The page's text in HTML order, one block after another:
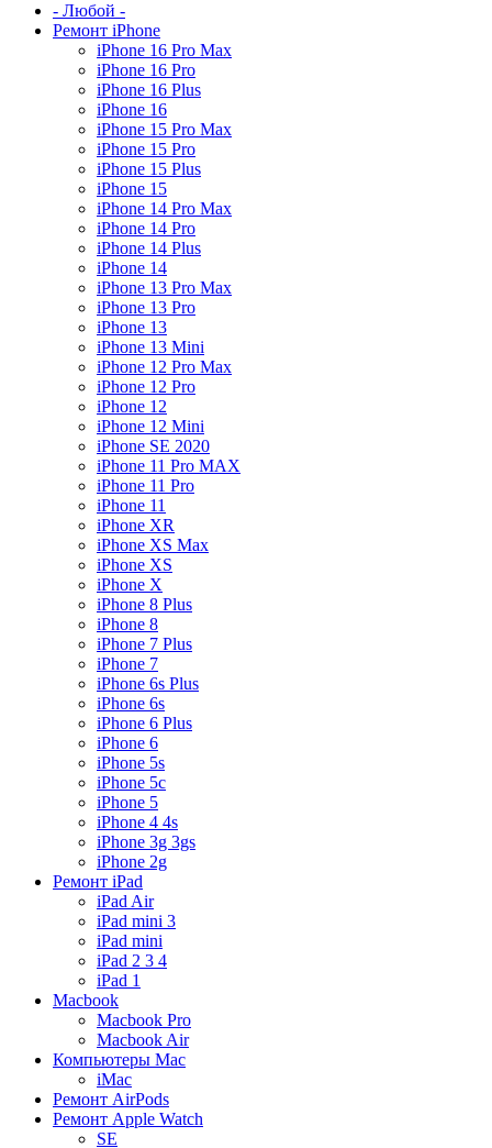
- Любой -
Ремонт iPhone
iPhone 16 Pro Max
iPhone 16 Pro
iPhone 16 Plus
iPhone 16
iPhone 15 Pro Max
iPhone 15 Pro
iPhone 15 Plus
iPhone 15
iPhone 14 Pro Max
iPhone 14 Pro
iPhone 14 Plus
iPhone 14
iPhone 13 Pro Max
iPhone 13 Pro
iPhone 13
iPhone 13 Mini
iPhone 12 Pro Max
iPhone 12 Pro
iPhone 12
iPhone 12 Mini
iPhone SE 2020
iPhone 11 Pro MAX
iPhone 11 Pro
iPhone 11
iPhone XR
iPhone XS Max
iPhone XS
iPhone X
iPhone 8 Plus
iPhone 8
iPhone 7 Plus
iPhone 7
iPhone 6s Plus
iPhone 6s
iPhone 6 Plus
iPhone 6
iPhone 5s
iPhone 5c
iPhone 5
iPhone 4 4s
iPhone 3g 3gs
iPhone 2g
Ремонт iPad
iPad Air
iPad mini 3
iPad mini
iPad 2 3 4
iPad 1
Macbook
Macbook Pro
Macbook Air
Компьютеры Mac
iMac
Ремонт AirPods
Ремонт Apple Watch
SE